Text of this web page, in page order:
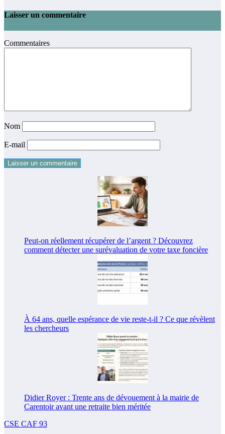
Laisser un commentaire
Commentaires
Nom
E-mail
Peut-on réellement récupérer de l’argent ? Découvrez
comment détecter une surévaluation de votre taxe foncière
À 64 ans, quelle espérance de vie reste-t-il ? Ce que révèlent
les chercheurs
Didier Royer : Trente ans de dévouement à la mairie de
Carentoir avant une retraite bien méritée
CSE CAF 93